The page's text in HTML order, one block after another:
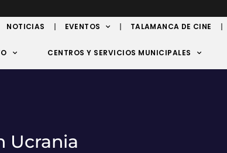
NOTICIAS
EVENTOS TALAMANCA DE CINE
CENTROS Y SERVICIOS MUNICIPALES
Ucrania